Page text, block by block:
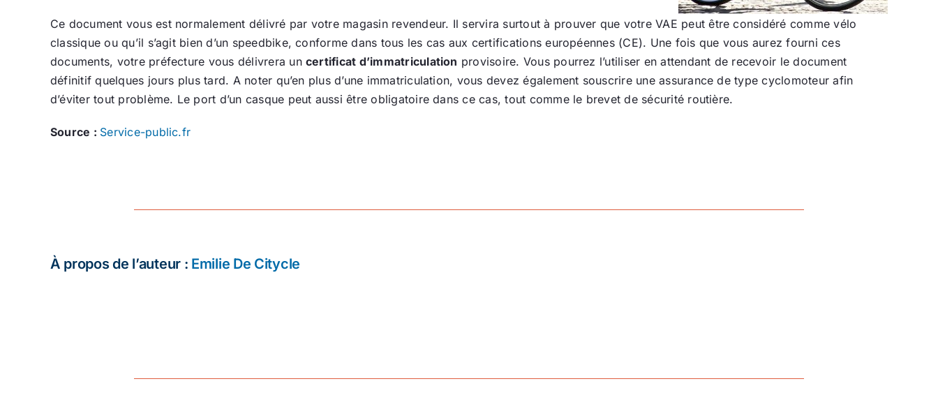
Ce document vous est normalement délivré par votre magasin revendeur. Il servira surtout à prouver que votre VAE peut être considéré comme vélo
classique ou qu’il s’agit bien d’un speedbike, conforme dans tous les cas aux certifications européennes (CE). Une fois que vous aurez fourni ces
documents, votre préfecture vous délivrera un certificat d’immatriculation provisoire. Vous pourrez l’utiliser en attendant de recevoir le document
définitif quelques jours plus tard. A noter qu’en plus d’une immatriculation, vous devez également souscrire une assurance de type cyclomoteur afin
d’éviter tout problème. Le port d’un casque peut aussi être obligatoire dans ce cas, tout comme le brevet de sécurité routière.
Source : Service-public.fr
À propos de l’auteur : Emilie De Citycle